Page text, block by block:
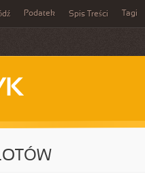
Podatek Spis Treści Tagi